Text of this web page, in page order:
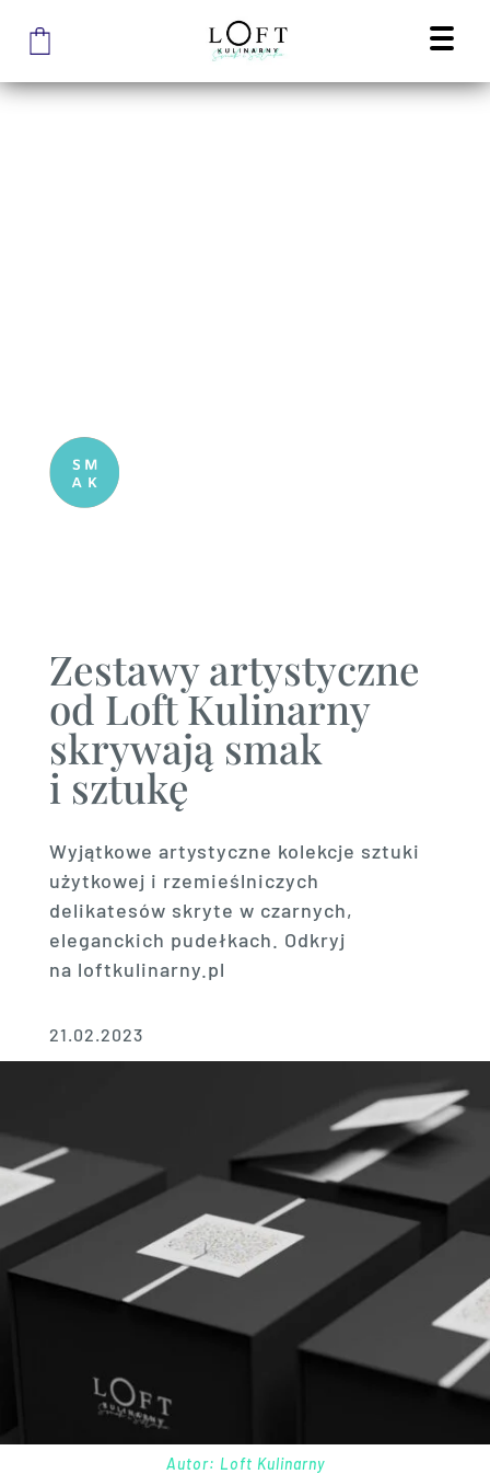
Zestawy artystyczne
od Loft Kulinarny
skrywają smak
i sztukę
Wyjątkowe artystyczne kolekcje sztuki
użytkowej i rzemieślniczych
delikatesów skryte w czarnych,
eleganckich pudełkach. Odkryj
na loftkulinarny.pl
21.02.2023
Autor: Loft Kulinarny